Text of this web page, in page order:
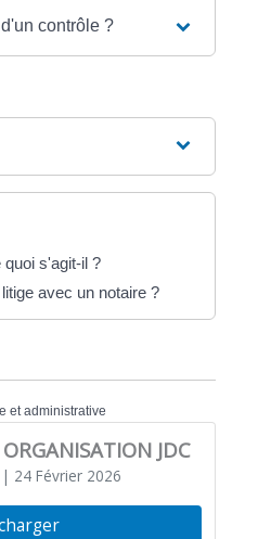
contrôle ?
quoi s'agit-il ?
avec un notaire ?
et administrative
JDC
| 24 Février 2026